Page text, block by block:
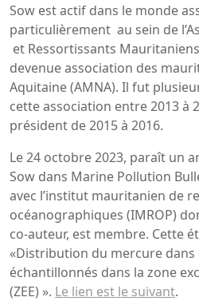
Sow est actif dans le monde
particulièrement au sein de
et Ressortissants
devenue association des
Aquitaine (AMNA). Il fut
cette association entre 2013 à
président de 2015 à 2016.
Le 24 octobre 2023, paraît un
Sow dans Marine Pollution
avec l’institut mauritanien de
océanographiques (IMROP)
co-auteur, est membre. Cette
«Distribution du mercure dans
échantillonnés dans la zone
(ZEE) ». Le lien est le suivant.